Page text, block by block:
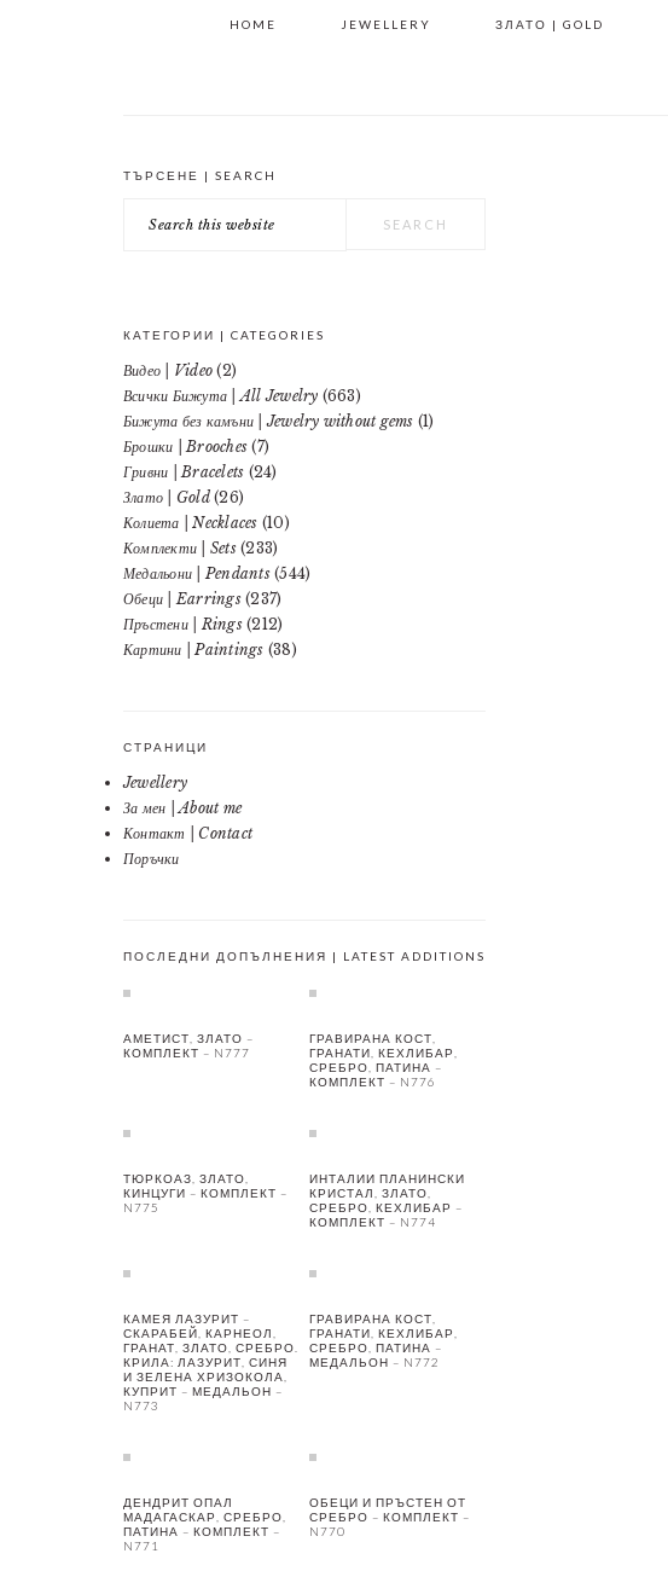
HOME JEWELLERY ЗЛАТО | GOLD
PRIMARY
SIDEBAR
ТЪРСЕНЕ | SEARCH
this
КАТЕГОРИИ | CATEGORIES
Видео | Video (2)
Всички Бижута | All Jewelry (663)
Бижута без камъни | Jewelry without gems (1)
Брошки | Brooches (7)
Гривни | Bracelets (24)
Злато | Gold(26)
Колиета | Necklaces (10)
Комплекти | Sets(233)
Медальони | Pendants(544)
Обеци | Earrings(237)
Пръстени | Rings(212)
Картини | Paintings (38)
СТРАНИЦИ
Jewellery
За мен | About me
Контакт | Contact
Поръчки
ПОСЛЕДНИ ДОПЪЛНЕНИЯ | LATEST ADDITIONS
АМЕТИСТ, ЗЛАТО –
КОМПЛЕКТ – N777
ГРАВИРАНА КОСТ,
ГРАНАТИ, КЕХЛИБАР,
СРЕБРО, ПАТИНА –
КОМПЛЕКТ – N776
ТЮРКОАЗ, ЗЛАТО,
КИНЦУГИ – КОМПЛЕКТ –
N775
ИНТАЛИИ ПЛАНИНСКИ
КРИСТАЛ, ЗЛАТО,
СРЕБРО, КЕХЛИБАР –
КОМПЛЕКТ – N774
КАМЕЯ ЛАЗУРИТ –
СКАРАБЕЙ, КАРНЕОЛ,
ГРАНАТ, ЗЛАТО, СРЕБРО.
КРИЛА: ЛАЗУРИТ, СИНЯ
И ЗЕЛЕНА ХРИЗОКОЛА,
КУПРИТ – МЕДАЛЬОН –
N773
ГРАВИРАНА КОСТ,
ГРАНАТИ, КЕХЛИБАР,
СРЕБРО, ПАТИНА –
МЕДАЛЬОН – N772
ДЕНДРИТ ОПАЛ
МАДАГАСКАР, СРЕБРО,
ПАТИНА – КОМПЛЕКТ –
N771
ОБЕЦИ И ПРЪСТЕН ОТ
СРЕБРО – КОМПЛЕКТ –
N770